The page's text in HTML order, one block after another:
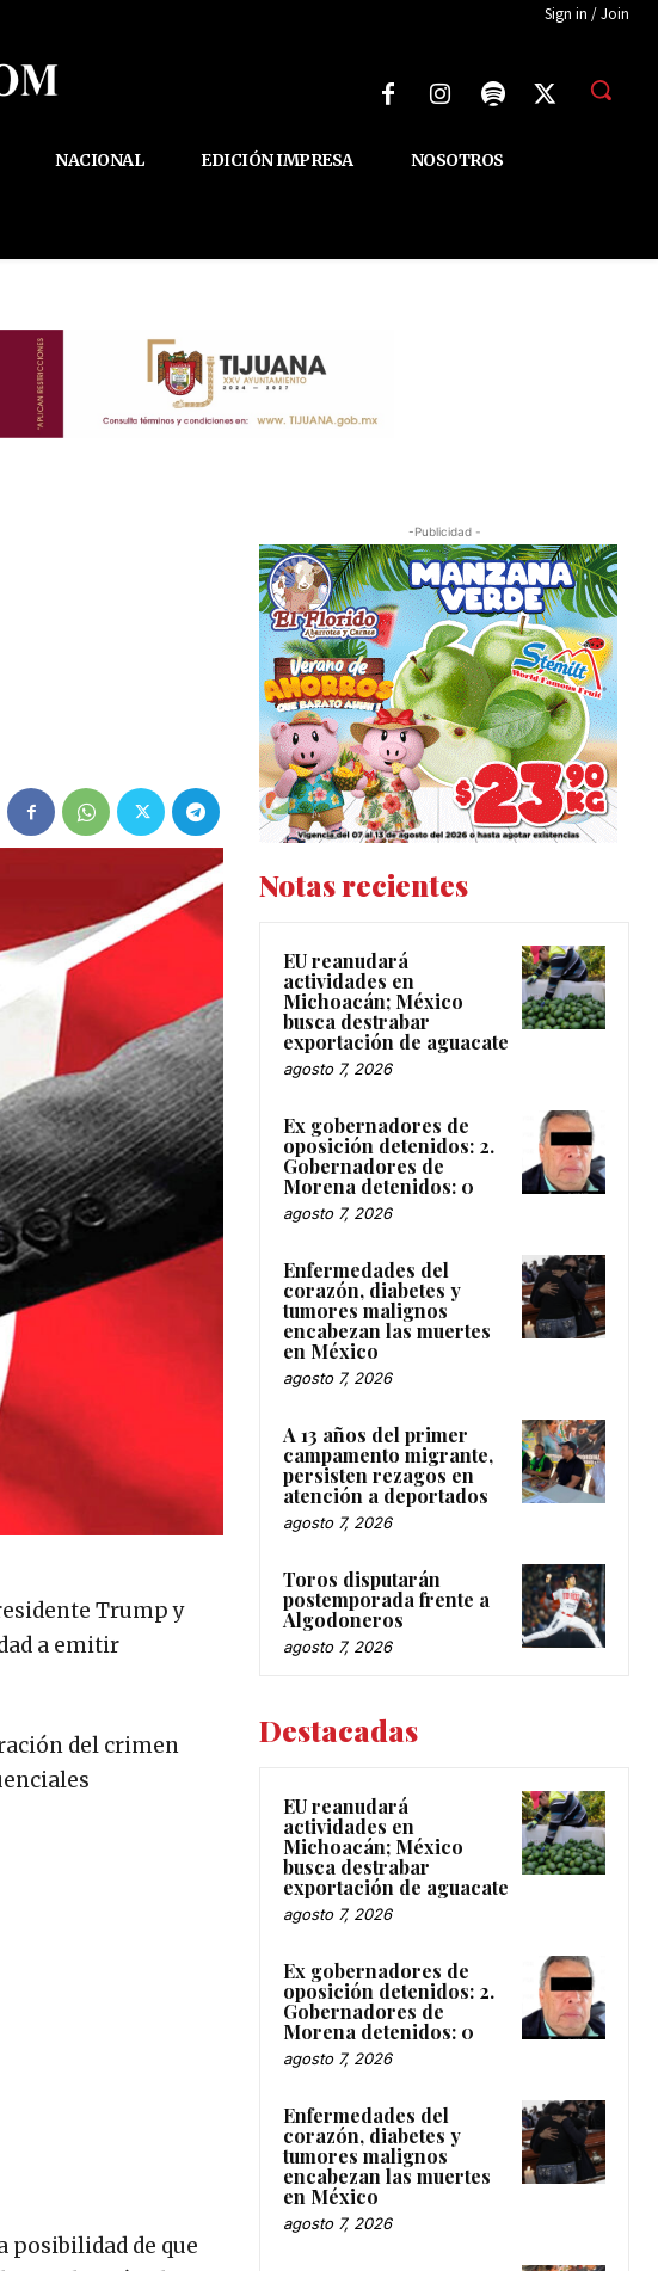
Sign in / Join
NACIONAL EDICIÓN IMPRESA NOSOTROS
Trump y
a emitir
del crimen
posibilidad de que
-Publicidad -
Notas recientes
EU reanudará
actividades en
Michoacán; México
busca destrabar
exportación de aguacate
agosto 7, 2026
Ex gobernadores de
oposición detenidos: 2.
Gobernadores de
Morena detenidos: 0
agosto 7, 2026
Enfermedades del
corazón, diabetes y
tumores malignos
encabezan las muertes
en México
agosto 7, 2026
A 13 años del primer
campamento migrante,
persisten rezagos en
atención a deportados
agosto 7, 2026
Toros disputarán
postemporada frente a
Algodoneros
agosto 7, 2026
Destacadas
EU reanudará
actividades en
Michoacán; México
busca destrabar
exportación de aguacate
agosto 7, 2026
Ex gobernadores de
oposición detenidos: 2.
Gobernadores de
Morena detenidos: 0
agosto 7, 2026
Enfermedades del
corazón, diabetes y
tumores malignos
encabezan las muertes
en México
agosto 7, 2026